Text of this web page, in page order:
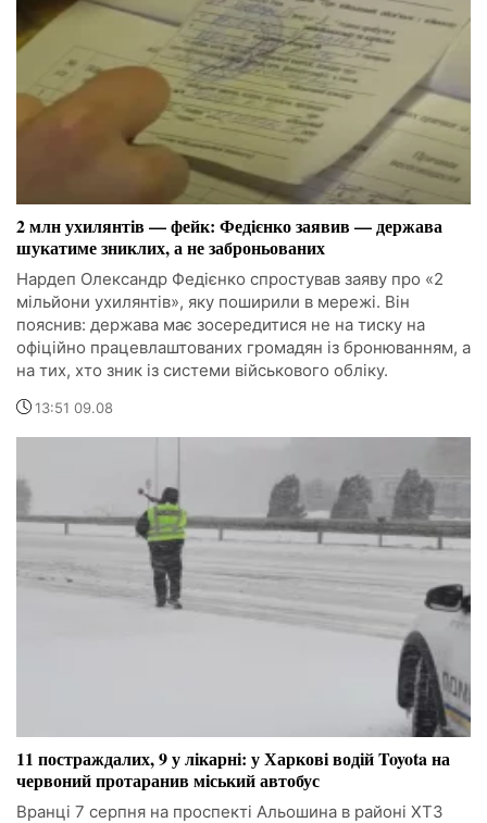
2 млн ухилянтів — фейк: Федієнко заявив — держава
шукатиме зниклих, а не заброньованих
Нардеп Олександр Федієнко спростував заяву про «2
мільйони ухилянтів», яку поширили в мережі. Він
пояснив: держава має зосередитися не на тиску на
офіційно працевлаштованих громадян із бронюванням, а
на тих, хто зник із системи військового обліку.
13:51 09.08
11 постраждалих, 9 у лікарні: у Харкові водій Toyota на
червоний протаранив міський автобус
Вранці 7 серпня на проспекті Альошина в районі ХТЗ